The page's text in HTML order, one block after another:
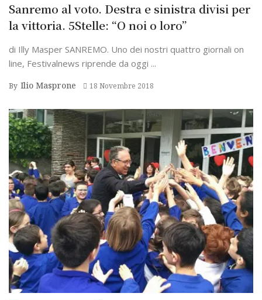
Sanremo al voto. Destra e sinistra divisi per
la vittoria. 5Stelle: “O noi o loro”
di Illy Masper SANREMO. Uno dei nostri quattro giornali on
line, Festivalnews riprende da oggi ...
By Ilio Masprone 18 Novembre 2018